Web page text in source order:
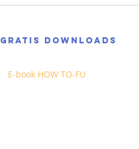
GRATIS DOWNLOADS
E-book HOW TO-FU